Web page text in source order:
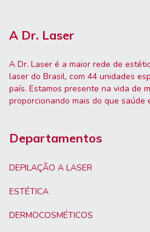
A Dr. Laser
A Dr. Laser é a maior rede de
laser do Brasil, com 44 unidades
país. Estamos presente na vida de
proporcionando mais do que saúde
Departamentos
DEPILAÇÃO A LASER
ESTÉTICA
DERMOCOSMÉTICOS